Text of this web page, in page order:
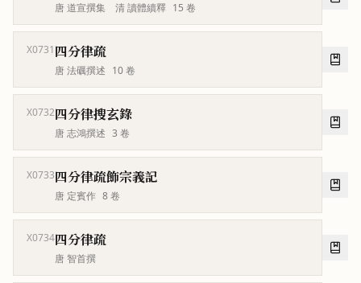
唐 道宣撰集 清 讀體續釋 15 卷
X0731四分律疏
唐 法礪撰述 10卷
X0732四分律搜玄錄
唐 志鴻撰述 3 卷
X0733四分律疏飾宗義記
唐 定賓作 8卷
X0734四分律疏
唐 智首撰